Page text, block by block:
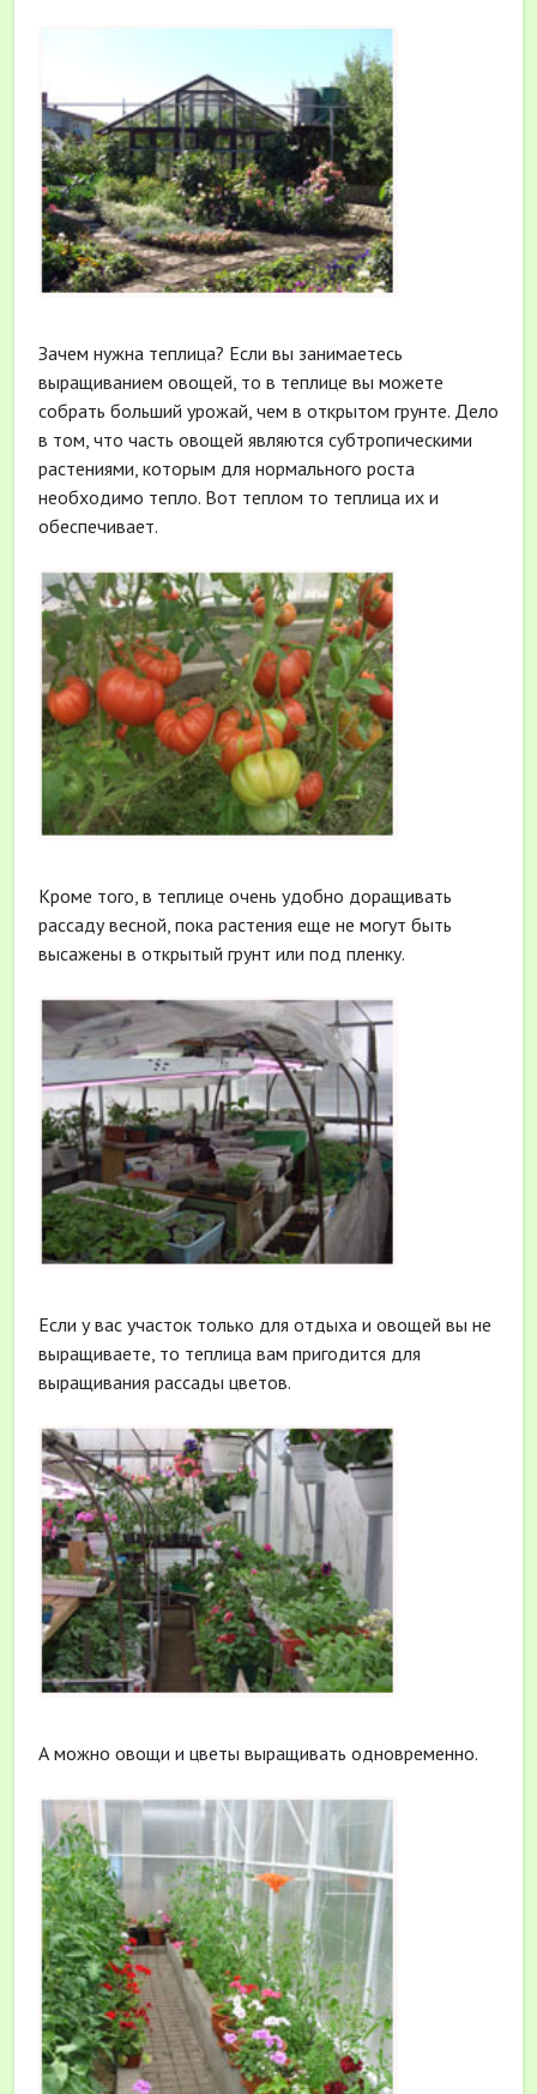
Зачем нужна теплица? Если вы занимаетесь
выращиванием овощей, то в теплице вы можете
собрать больший урожай, чем в открытом грунте. Дело
в том, что часть овощей являются субтропическими
растениями, которым для нормального роста
необходимо тепло. Вот теплом то теплица их и
обеспечивает.
Кроме того, в теплице очень удобно доращивать
рассаду весной, пока растения еще не могут быть
высажены в открытый грунт или под пленку.
Если у вас участок только для отдыха и овощей вы не
выращиваете, то теплица вам пригодится для
выращивания рассады цветов.
А можно овощи и цветы выращивать одновременно.